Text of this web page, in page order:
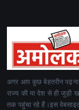
अगर आप कुछ बेहतरीन
राज्य की या देश से ही जुड़ी
तक पहुंचा रहे हैं।इस